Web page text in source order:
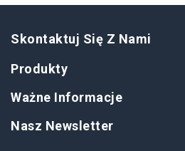
Skontaktuj Się Z Nami
Produkty
Ważne Informacje
Nasz Newsletter